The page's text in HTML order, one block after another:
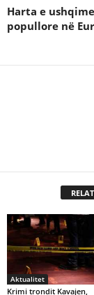
Harta e
popullore në
Aktualitet
Krimi trondit Kavajen,